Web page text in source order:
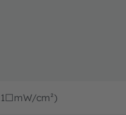
cm²)